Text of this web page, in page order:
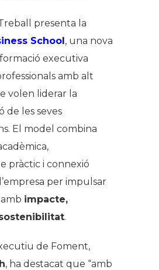
presenta la
School, una nova
executiva
amb alt
volen liderar la
de les seves
El model combina
pràctic i connexió
per impulsar
impacte,
.
de Foment,
, ha destacat que “amb